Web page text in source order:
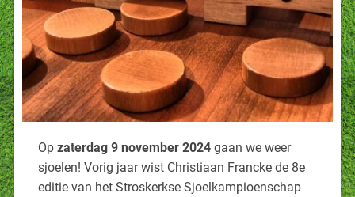
Op zaterdag 9 november 2024 gaan we weer
sjoelen! Vorig jaar wist Christiaan Francke de 8e
editie van het Stroskerkse Sjoelkampioenschap